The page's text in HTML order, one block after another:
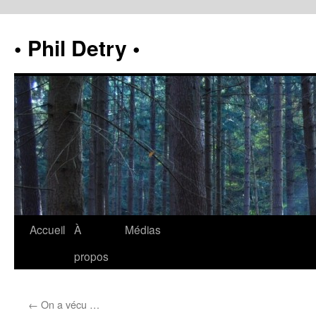
• Phil Detry •
Accueil À
propos
Médias
← On a vécu …